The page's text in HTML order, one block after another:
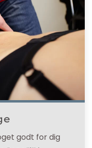
godt for dig